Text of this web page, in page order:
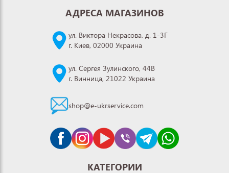
АДРЕСА МАГАЗИНОВ
ул. Виктора Некрасова, д. 1-3Г
г. Киев, 02000 Украина
ул. Сергея Зулинского, 44В
г. Винница, 21022 Украина
shop@e-ukrservice.com
КАТЕГОРИИ